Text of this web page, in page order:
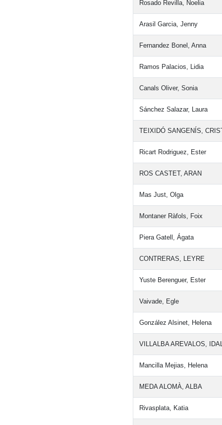
Rosado Revilla, Noelia
Arasil Garcia, Jenny
Fernandez Bonel, Anna
Ramos Palacios, Lidia
Canals Oliver, Sonia
Sánchez Salazar, Laura
TEIXIDÓ SANGENÍS,
Ricart Rodriguez, Ester
ROS CASTET, ARAN
Mas Just, Olga
Montaner Ràfols, Foix
Piera Gatell, Ágata
CONTRERAS, LEYRE
Yuste Berenguer, Ester
Vaivade, Egle
González Alsinet, Helena
VILLALBA AREVALOS,
Mancilla Mejias, Helena
MEDA ALOMÀ, ALBA
Rivasplata, Katia